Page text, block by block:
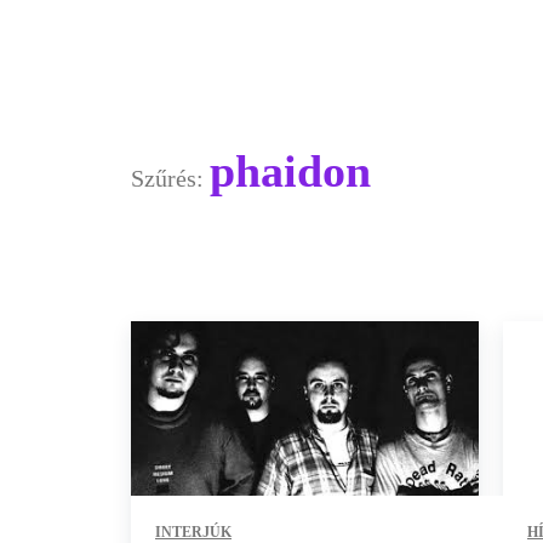
Szűrés: phaidon
INTERJÚK